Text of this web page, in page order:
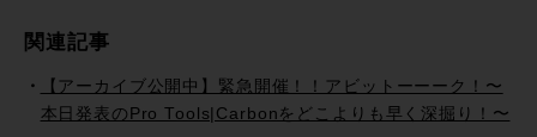
関連記事
【アーカイブ公開中】緊急開催！！アビットーーーク！〜
本日発表のPro Tools|Carbonをどこよりも早く深掘り！〜